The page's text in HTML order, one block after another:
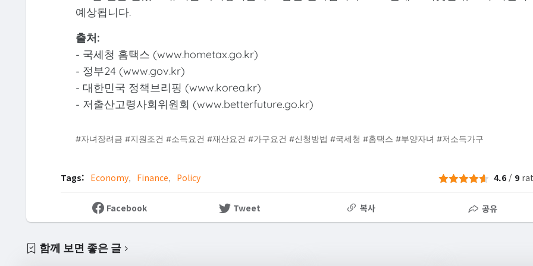
예상됩니다.
출처:
- 국세청 홈택스 (www.hometax.go.kr)
- 정부24 (www.gov.kr)
- 대한민국 정책브리핑 (www.korea.kr)
- 저출산고령사회위원회 (www.betterfuture.go.kr)
#자녀장려금 #지원조건 #소득요건 #재산요건 #가구요건 #신청방법 #국세청 #홈택스 #부양자녀 #저소득가구
Tags: Economy Finance Policy 4.6 / 9
Facebook Tweet 복사 공유
함께 보면 좋은 글